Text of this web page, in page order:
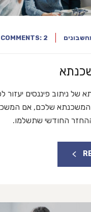
COMMENTS: 2
של ניתוב פיננסים יעזור
שלכם, אם
החודשי שתשלמו.